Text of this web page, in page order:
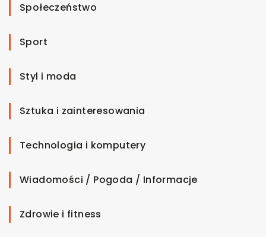
Społeczeństwo
Sport
Styl i moda
Sztuka i zainteresowania
Technologia i komputery
Wiadomości / Pogoda / Informacje
Zdrowie i fitness